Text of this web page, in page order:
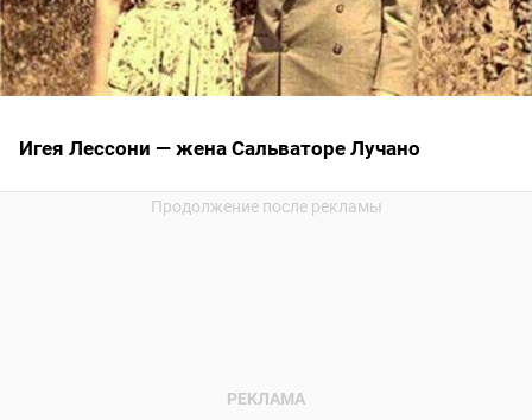
Игея Лессони — жена Сальваторе Лучано